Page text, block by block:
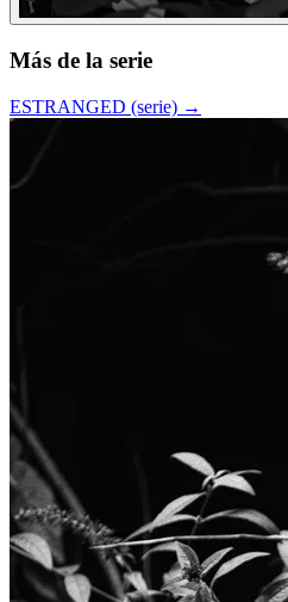
Más de la serie
ESTRANGED (serie) →